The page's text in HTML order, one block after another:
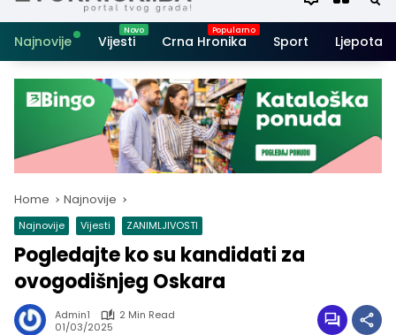
Najnovije Vijesti Crna Hronika Sport Ljepota i
Home Najnovije
Najnovije Vijesti ZANIMLJIVOSTI
Pogledajte ko su kandidati za
ovogodišnjeg Oskara
Admin1
2 Min Read
01/03/2025